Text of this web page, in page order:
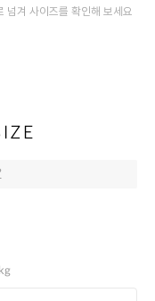
넘겨 사이즈를 확인해 보세요